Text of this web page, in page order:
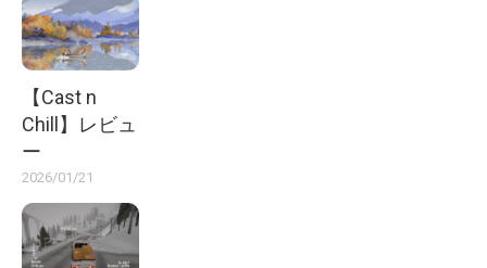
【Cast n
Chill】レビュ
ー
2026/01/21